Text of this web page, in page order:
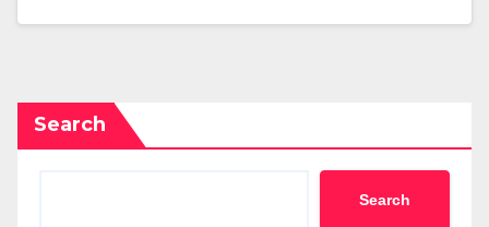
Search
Search